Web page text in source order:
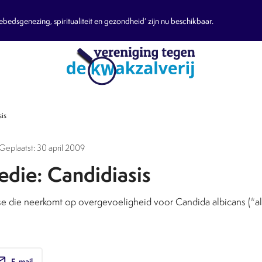
spiritualiteit en gezondheid’ zijn nu beschikbaar.
30 april 2009
Candidiasis
die neerkomt op overgevoeligheid voor Candida albicans